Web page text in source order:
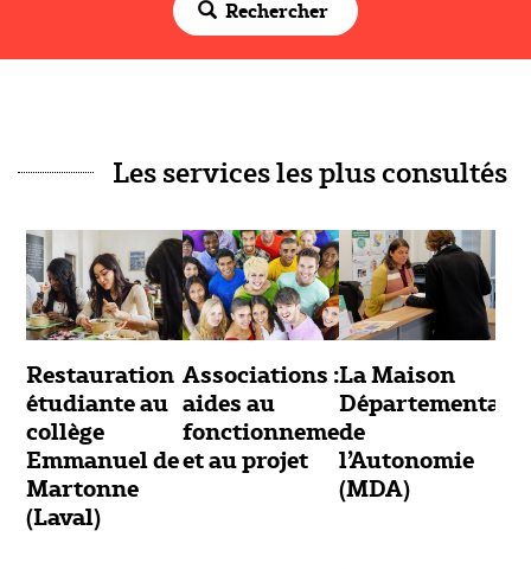
Rechercher
Les services les plus consultés
Restauration
étudiante au
collège
Emmanuel de
Martonne
(Laval)
Associations :
aides au
fonctionnement
et au projet
La Maison
Départementale
de
l’Autonomie
(MDA)